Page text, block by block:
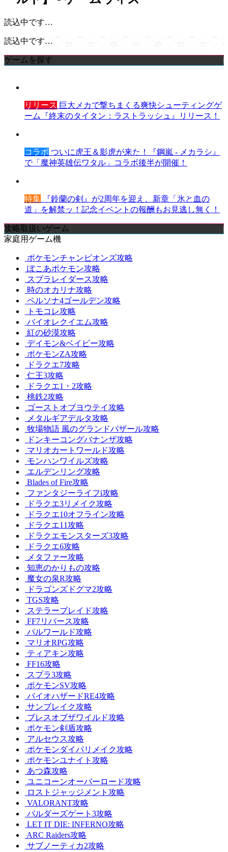
読込中です…
読込中です…
ゲームを探す
リリース 巨大メカで撃ちまくる爽快シューティングゲ
ーム『終末のタイタン：ラストラッシュ』リリース！
コラボ ついに虎王＆影虎が来た！『鋼嵐 - メカラシ』
で「魔神英雄伝ワタル」コラボ後半が開催！
特集 『鈴蘭の剣』が2周年を迎え、新章「氷と血の
道」を解禁ッ！記念イベントの報酬もお見逃し無く！
攻略取扱いゲーム
家庭用ゲーム機
ポケモンチャンピオンズ攻略
ぽこあポケモン攻略
スプラレイダース攻略
時のオカリナ攻略
ペルソナ4ゴールデン攻略
トモコレ攻略
バイオレクイエム攻略
紅の砂漠攻略
デイモン&ベイビー攻略
ポケモンZA攻略
ドラクエ7攻略
仁王3攻略
ドラクエ1・2攻略
桃鉄2攻略
ゴーストオブヨウテイ攻略
メタルギアデルタ攻略
牧場物語 風のグランドバザール攻略
ドンキーコングバナンザ攻略
マリオカートワールド攻略
モンハンワイルズ攻略
エルデンリング攻略
Blades of Fire攻略
ファンタジーライフi攻略
ドラクエ3リメイク攻略
ドラクエ10オフライン攻略
ドラクエ11攻略
ドラクエモンスターズ3攻略
ドラクエ6攻略
メタファー攻略
知恵のかりもの攻略
魔女の泉R攻略
ドラゴンズドグマ2攻略
TGS攻略
ステラーブレイド攻略
FF7リバース攻略
パルワールド攻略
マリオRPG攻略
ティアキン攻略
FF16攻略
スプラ3攻略
ポケモンSV攻略
バイオハザードRE4攻略
サンブレイク攻略
ブレスオブザワイルド攻略
ポケモン剣盾攻略
アルセウス攻略
ポケモンダイパリメイク攻略
ポケモンユナイト攻略
あつ森攻略
ユニコーンオーバーロード攻略
ロストジャッジメント攻略
VALORANT攻略
バルダーズゲート3攻略
LET IT DIE: INFERNO攻略
ARC Raiders攻略
サブノーティカ2攻略